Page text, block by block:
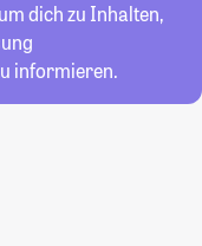
dich zu Inhalten,
informieren.